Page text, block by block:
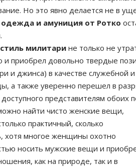
Но это явно делается не в
одежда и амуниция от Ротко
стиль милитари не только не
и приобрел довольно твердые
и джинса) в качестве служебной и
а также уверенно перешел в
представителям обоих
найти чисто женские вещи,
практичный, сколько
хотя многое женщины охотно
носить мужские вещи и
как на природе, так и в